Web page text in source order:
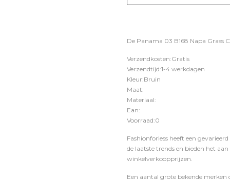
De Panama 03 B168 Napa Grass
Verzendkosten:Gratis
Verzendtijd:1-4 werkdagen
Kleur:Bruin
Maat:
Materiaal:
Ean:
Voorraad:0
Fashionforless heeft een
de laatste trends en bieden het
winkelverkoopprijzen.
Een aantal grote bekende merken